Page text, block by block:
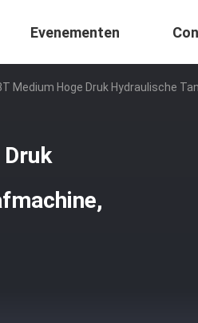
Evenementen
Medium Hoge Druk Hydraulische